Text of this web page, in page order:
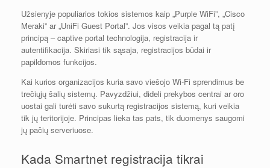
Užsienyje populiarios tokios sistemos kaip „Purple WiFi”, „Cisco
Meraki” ar „UniFi Guest Portal”. Jos visos veikia pagal tą patį
principą – captive portal technologija, registracija ir
autentifikacija. Skiriasi tik sąsaja, registracijos būdai ir
papildomos funkcijos.
Kai kurios organizacijos kuria savo viešojo Wi-Fi sprendimus be
trečiųjų šalių sistemų. Pavyzdžiui, dideli prekybos centrai ar oro
uostai gali turėti savo sukurtą registracijos sistemą, kuri veikia
tik jų teritorijoje. Principas lieka tas pats, tik duomenys saugomi
jų pačių serveriuose.
Kada Smartnet registracija tikrai